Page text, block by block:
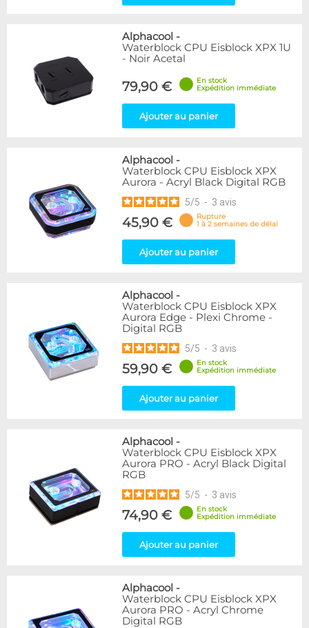
Alphacool -
Waterblock CPU Eisblock XPX 1U
- Noir Acetal
79,90 €
En stock
Expédition immédiate
Ajouter au panier
Alphacool -
Waterblock CPU Eisblock XPX
Aurora - Acryl Black Digital RGB
5/5 - 3 avis
45,90 €
Rupture
1 à 2 semaines de délai
Ajouter au panier
Alphacool -
Waterblock CPU Eisblock XPX
Aurora Edge - Plexi Chrome -
Digital RGB
5/5 - 3 avis
59,90 €
En stock
Expédition immédiate
Ajouter au panier
Alphacool -
Waterblock CPU Eisblock XPX
Aurora PRO - Acryl Black Digital
RGB
5/5 - 3 avis
74,90 €
En stock
Expédition immédiate
Ajouter au panier
Alphacool -
Waterblock CPU Eisblock XPX
Aurora PRO - Acryl Chrome
Digital RGB